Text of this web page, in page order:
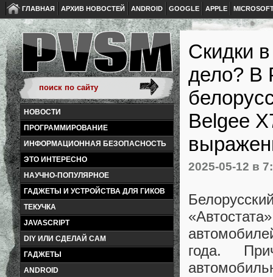
ГЛАВНАЯ АРХИВ НОВОСТЕЙ ANDROID GOOGLE APPLE
НОВОСТИ
ПРОГРАММИРОВАНИЕ
ИНФОРМАЦИОННАЯ БЕЗОПАСНОСТЬ
ЭТО ИНТЕРЕСНО
НАУЧНО-ПОПУЛЯРНОЕ
ГАДЖЕТЫ И УСТРОЙСТВА ДЛЯ ГИКОВ
ТЕКУЧКА
JAVASCRIPT
DIY ИЛИ СДЕЛАЙ САМ
ГАДЖЕТЫ
ANDROID
Скидки
дело? В
Belgee
2025-05-12 в
года.